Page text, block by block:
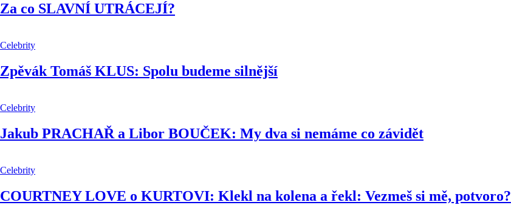
Za co SLAVNÍ UTRÁCEJÍ?
Celebrity
Zpěvák Tomáš KLUS: Spolu budeme silnější
Celebrity
Jakub PRACHAŘ a Libor BOUČEK: My dva si nemáme co závidět
Celebrity
COURTNEY LOVE o KURTOVI: Klekl na kolena a řekl: Vezmeš si mě, potvoro?